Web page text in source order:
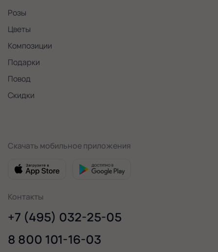
Розы
Цветы
Композиции
Подарки
Повод
Скидки
Скачать мобильное приложения
Контакты
+7 (495) 032-25-05
8 800 101-16-03